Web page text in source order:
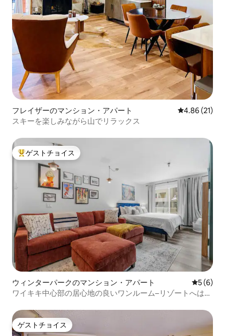
フレイザーのマンション・アパート レビュー21
4.86 (21)
スキーを楽しみながら山でリラックス
大好評のゲストチョイスです。
ゲストチョイス
ウィンターパークのマンション・アパート レビュー
5 (6)
ワイキキ中心部の居心地の良いワンルーム–リゾートへはバ
ゲストチョイス
ゲストチョイス